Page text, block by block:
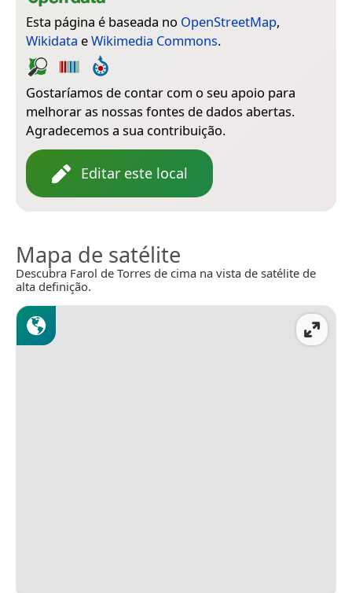
Esta página é baseada no OpenStreetMap,
Wikidata eWikimedia Commons.
Gostaríamos de contar com o seu apoio para
melhorar as nossas fontes de dados abertas.
Agradecemos a sua contribuição.
Editar este local
Mapa de satélite
Descubra Farol de Torres de cima na vista de satélite de
alta definição.